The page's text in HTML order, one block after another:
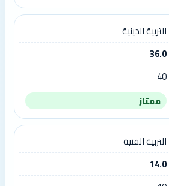
التربية الدينية
36.0
40
ممتاز
التربية الفنية
14.0